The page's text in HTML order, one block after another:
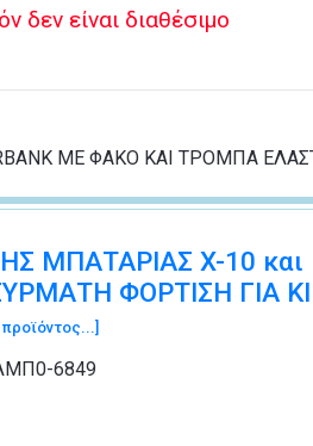
δεν είναι διαθέσιμο
ΜΕ ΦΑΚΟ ΚΑΙ ΤΡΟΜΠΑ
ΜΠΑΤΑΡΙΑΣ X-10 και
ΦΟΡΤΙΣΗ ΓΙΑ
6849